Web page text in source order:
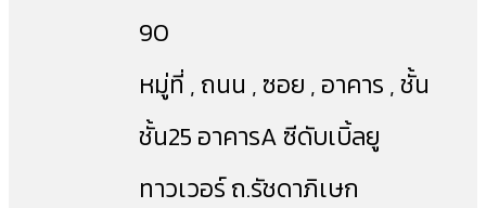
90
หมู่ที่ , ถนน , ซอย , อาคาร , ชั้น
ชั้น25 อาคารA ซีดับเบิ้ลยู
ทาวเวอร์ ถ.รัชดาภิเษก